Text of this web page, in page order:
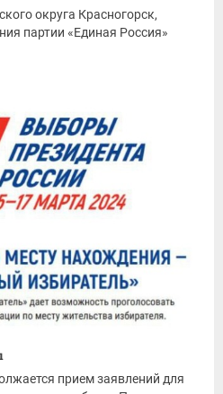
округа Красногорск,
партии «Единая Россия»
прием заявлений для